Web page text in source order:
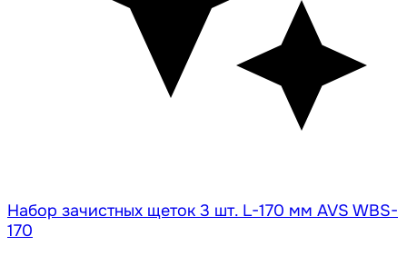
Набор зачистных щеток 3 шт. L-170 мм AVS WBS-
170